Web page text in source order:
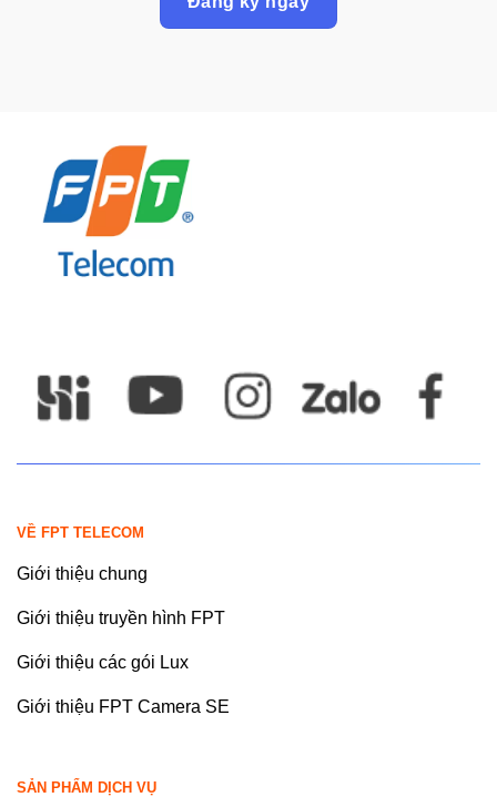
VỀ FPT TELECOM
Giới thiệu chung
Giới thiệu truyền hình FPT
Giới thiệu các gói Lux
Giới thiệu FPT Camera SE
SẢN PHẨM DỊCH VỤ